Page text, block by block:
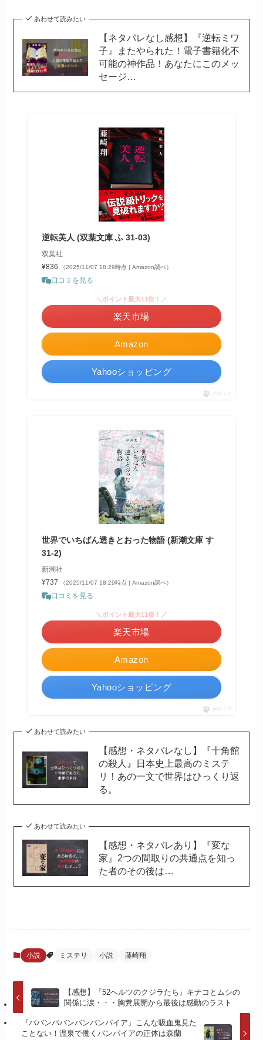
あわせて読みたい
【ネタバレなし感想】『逆転ミワ
子』またやられた！電子書籍化不
可能の神作品！あなたにこのメッ
セージ…
逆転美人 (双葉文庫 ふ 31-03)
双葉社
¥836
（2025/11/07 18:29時点 | Amazon調べ）
口コミを見る
Amazon
＼ポイント最大11倍！／
楽天市場
Yahooショッピング
ポチップ
世界でいちばん透きとおった物語 (新潮文庫 す
31-2)
新潮社
¥737
（2025/11/07 18:29時点 | Amazon調べ）
口コミを見る
Amazon
＼ポイント最大11倍！／
楽天市場
Yahooショッピング
ポチップ
あわせて読みたい
【感想・ネタバレなし】『十角館
の殺人』日本史上最高のミステ
リ！あの一文で世界はひっくり返
る。
あわせて読みたい
【感想・ネタバレあり】『変な
家』2つの間取りの共通点を知っ
た者のその後は…
小説 ミステリ 小説 藤崎翔
【感想】『52へルツのクジラたち』キナコとムシの
関係に涙・・・胸糞展開から最後は感動のラスト
『ババンババンバンバンパイア』こんな吸血鬼見た
ことない！温泉で働くバンパイアの正体は森蘭